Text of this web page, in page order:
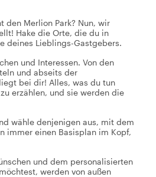
den Merlion Park? Nun, wir
Hake die Orte, die du in
deines Lieblings-Gastgebers.
und Interessen. Von den
und abseits der
bei dir! Alles, was du tun
erzählen, und sie werden die
wähle denjenigen aus, mit dem
immer einen Basisplan im Kopf,
und dem personalisierten
werden von außen